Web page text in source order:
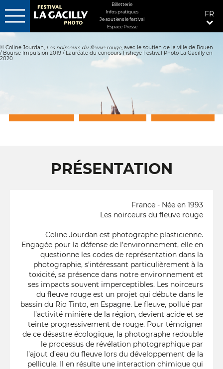
Aller
contenu
principal
© Coline Jourdan, Les noirceurs du fleuve rouge, avec le soutien de la ville de Rouen
/ Bourse Impulsion 2019 / Lauréate du concours Fisheye Festival Photo La Gacilly en
2020
MENU
FIXÉ
DROITE
Billetterie
Infos pratiques
Je soutiens le festival
Espace Presse
FR
GALERIE PHOTO
PRÉSENTATION
France - Née en 1993
Les noirceurs du fleuve rouge
Coline Jourdan est photographe plasticienne.
Engagée pour la défense de l’environnement, elle en
questionne les codes de représentation dans la
photographie, s’intéressant particulièrement à la
toxicité, sa présence dans notre environnement et
ses impacts souvent imperceptibles. Les noirceurs
du fleuve rouge est un projet qui débute dans le
bassin du Rio Tinto, en Espagne. Le fleuve, pollué par
l’activité minière de la région, devient acide et se
teinte progressivement de rouge. Pour témoigner
de ce désastre écologique, la photographe redouble
le processus de révélation photographique par
l’ajout d’eau du fleuve lors du développement de la
pellicule. Il en résulte une interaction chimique qui